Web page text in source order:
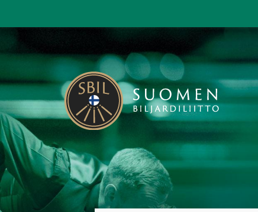
sivun
Suomen Biljardiliitto ry